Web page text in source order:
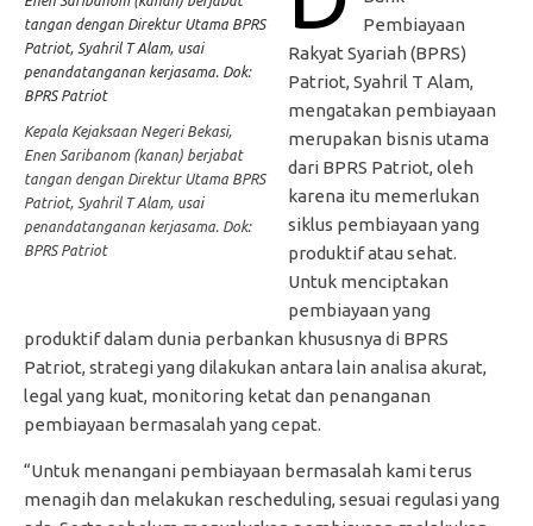
Kepala Kejaksaan Negeri Bekasi,
Enen Saribanom (kanan) berjabat
tangan dengan Direktur Utama BPRS
Patriot, Syahril T Alam, usai
penandatanganan kerjasama. Dok:
BPRS Patriot
Pembiayaan
Rakyat Syariah (BPRS)
Patriot, Syahril T Alam,
mengatakan pembiayaan
merupakan bisnis utama
dari BPRS Patriot, oleh
karena itu memerlukan
siklus pembiayaan yang
produktif atau sehat.
Untuk menciptakan
pembiayaan yang
produktif dalam dunia perbankan khususnya di BPRS
Patriot, strategi yang dilakukan antara lain analisa akurat,
legal yang kuat, monitoring ketat dan penanganan
pembiayaan bermasalah yang cepat.
“Untuk menangani pembiayaan bermasalah kami terus
menagih dan melakukan rescheduling, sesuai regulasi yang